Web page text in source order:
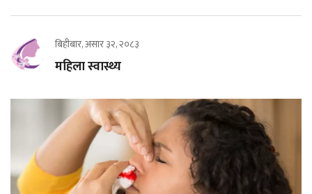
बिहीबार, असार ३२, २०८३
महिला स्वास्थ्य